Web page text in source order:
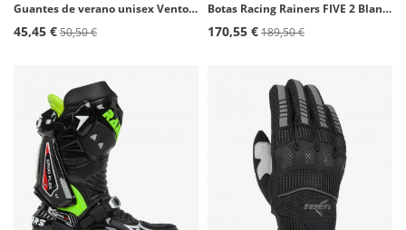
Guantes de verano unisex Vento de Rainers en color negro
45,45 €50,50 €
Botas Racing Rainers FIVE 2 Blanco Infantiles
170,55 €189,50 €